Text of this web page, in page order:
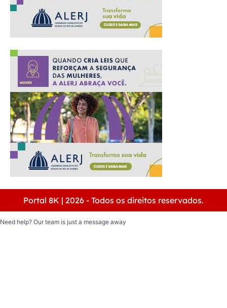
Portal 8K | 2026 - Todos os direitos reservados.
Need help? Our team is just a message away